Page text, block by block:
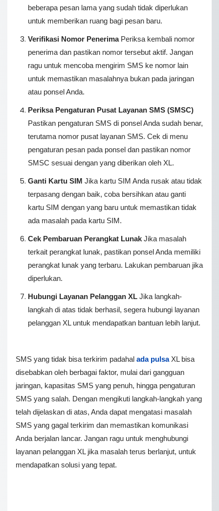
beberapa pesan lama yang sudah tidak diperlukan
untuk memberikan ruang bagi pesan baru.
Verifikasi Nomor PenerimaPeriksa kembali nomor
penerima dan pastikan nomor tersebut aktif. Jangan
ragu untuk mencoba mengirim SMS ke nomor lain
untuk memastikan masalahnya bukan pada jaringan
atau ponsel Anda.
Periksa Pengaturan Pusat Layanan SMS (SMSC)
Pastikan pengaturan SMS di ponsel Anda sudah benar,
terutama nomor pusat layanan SMS. Cek di menu
pengaturan pesan pada ponsel dan pastikan nomor
SMSC sesuai dengan yang diberikan oleh XL.
Ganti Kartu SIM Jika kartu SIM Anda rusak atau tidak
terpasang dengan baik, coba bersihkan atau ganti
kartu SIM dengan yang baru untuk memastikan tidak
ada masalah pada kartu SIM.
Cek Pembaruan Perangkat Lunak Jika masalah
terkait perangkat lunak, pastikan ponsel Anda memiliki
perangkat lunak yang terbaru. Lakukan pembaruan jika
diperlukan.
Hubungi Layanan Pelanggan XL Jika langkah-
langkah di atas tidak berhasil, segera hubungi layanan
pelanggan XL untuk mendapatkan bantuan lebih lanjut.
SMS yang tidak bisa terkirim padahal ada pulsaXL bisa
disebabkan oleh berbagai faktor, mulai dari gangguan
jaringan, kapasitas SMS yang penuh, hingga pengaturan
SMS yang salah. Dengan mengikuti langkah-langkah yang
telah dijelaskan di atas, Anda dapat mengatasi masalah
SMS yang gagal terkirim dan memastikan komunikasi
Anda berjalan lancar. Jangan ragu untuk menghubungi
layanan pelanggan XL jika masalah terus berlanjut, untuk
mendapatkan solusi yang tepat.